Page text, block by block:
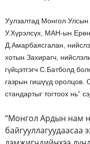
Уулзалтад Монгол
У.Хүрэлсүх, МАН-ын
Д.Амарбаясгалан,
хотын Захирагч,
гүйцэтгэгч С.Батболд
газрын гишүүд оролцов.
стандартыг тогтоох нь”
“Монгол Ардын нам
байгууллагуудаасаа